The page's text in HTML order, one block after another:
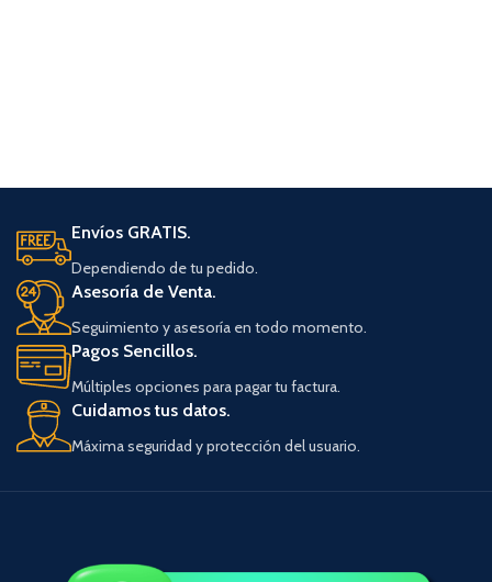
Envíos GRATIS.
Dependiendo de tu pedido.
Asesoría de Venta.
Seguimiento y asesoría en todo momento.
Pagos Sencillos.
Múltiples opciones para pagar tu factura.
Cuidamos tus datos.
Máxima seguridad y protección del usuario.